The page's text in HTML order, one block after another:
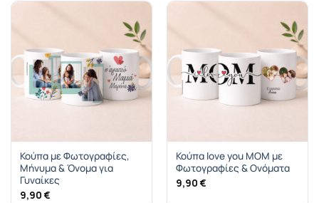
Κούπα με Φωτογραφίες,
Μήνυμα & Όνομα για
Γυναίκες
9,90 €
Κούπα love you ΜΟΜ με
Φωτογραφίες & Ονόματα
9,90 €